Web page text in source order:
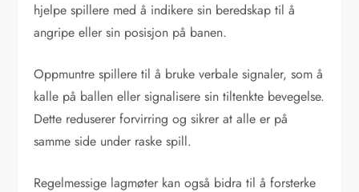
hjelpe spillere med å indikere sin beredskap til å
angripe eller sin posisjon på banen.
Oppmuntre spillere til å bruke verbale signaler, som å
kalle på ballen eller signalisere sin tiltenkte bevegelse.
Dette reduserer forvirring og sikrer at alle er på
samme side under raske spill.
Regelmessige lagmøter kan også bidra til å forsterke